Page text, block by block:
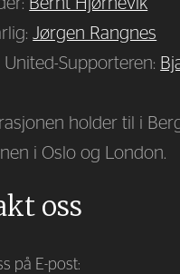
Jørgen Rangnes
United-Supporteren:
holder til i
i Oslo og London.
oss
på E-post: